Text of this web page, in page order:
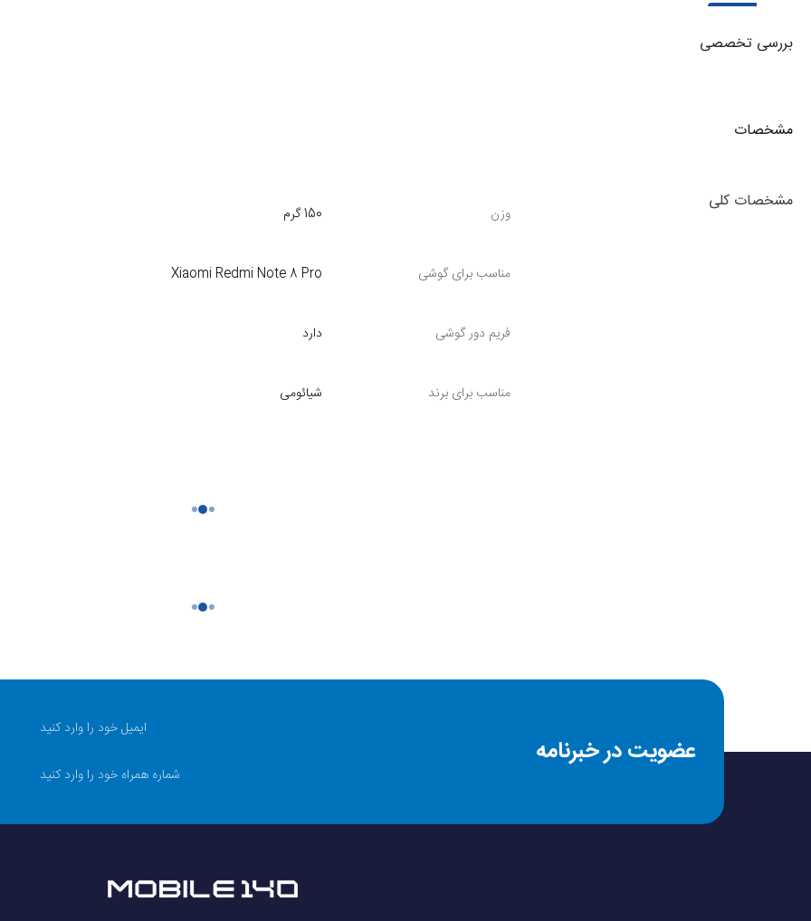
بررسی تخصصی
مشخصات
مشخصات کلی
وزن 150 گرم
مناسب برای گوشی Xiaomi Redmi Note 8 Pro
فریم دور گوشی دارد
مناسب برای برند شیائومی
قطعات از تاریخ فاکتور در سایت موبایل 140 به مدت 6 ماه تحت ضمانت تعویض خرابی های ناشی از ساخت می‌باشد
یا عمل نکردن تاچ، نقاط تار یا سوخته روی نمایشگر (بدون دخالت
معمول از محصول، پارگی فلت ها و تغیر فرم کانکتورها نوسانات
موبایل 140 جهت اطمینان خاطر شما از خرید، تمامی
که مشکل ایجاد شده ناشی از عوامل انسانی نباشد.
شرایط مرجوعی و تحویل کالا
فیلم آنباکس الزامی است؛ حتما هنگام بازکردن بسته و بررسی
افراد متفرقه؛ نصب باید توسط تعمیر کار مجاز یا متخصص
عضویت در خبرنامه